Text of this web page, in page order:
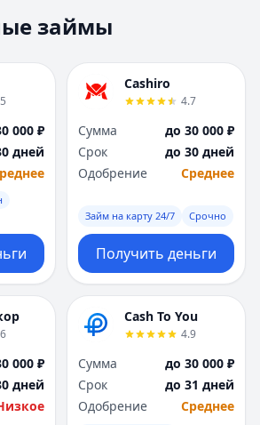
Набережные Челны
Нижний Новгород
Новокузнецк
Новосибирск
Омск
Пенза
Пермь
Р
Ростов-на-Дону
Рязань
С
Самара
Санкт-Петербург
Саратов
Набережные
Нижний Новгород
Новокузнецк
Новосибирск
Омск
Оренбург
Пенза
Пермь
Р
Ростов-на-Дону
Рязань
С
Самара
Санкт-Петербург
Саратов
займы
000 ₽
дней
Cashiro
4.7
Сумма
до 30 000 ₽
Срок
до 30 дней
Одобрение
Среднее
Займ на карту 24/7 Срочно
Получить деньги
000 ₽
дней
Cash To You
4.9
Сумма
до 30 000 ₽
Срок
до 31 дней
Одобрение
Среднее